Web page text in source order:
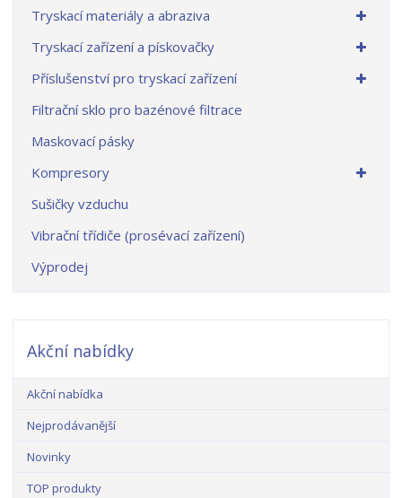
Tryskací materiály a abraziva
Tryskací zařízení a pískovačky
Příslušenství pro tryskací zařízení
Filtrační sklo pro bazénové filtrace
Maskovací pásky
Kompresory
Sušičky vzduchu
Vibrační třídiče (prosévací zařízení)
Výprodej
Akční nabídky
Akční nabídka
Nejprodávanější
Novinky
TOP produkty